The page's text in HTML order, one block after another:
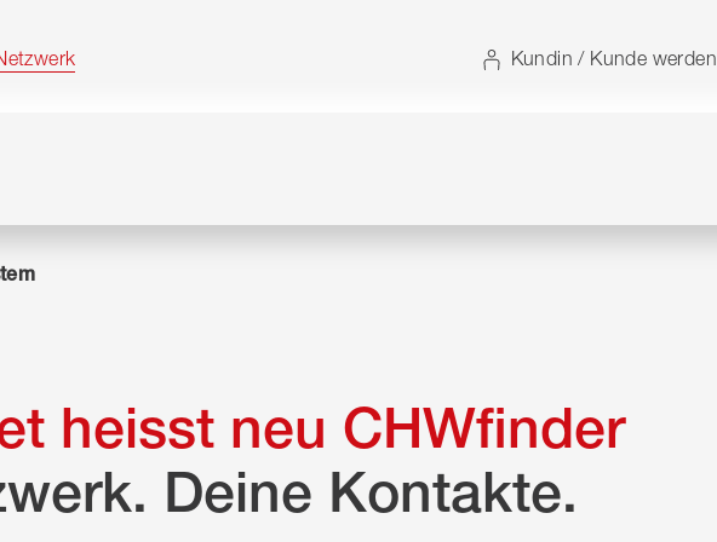
Kundin / Kunde werden
heisst neu CHWfinder
Deine Kontakte.